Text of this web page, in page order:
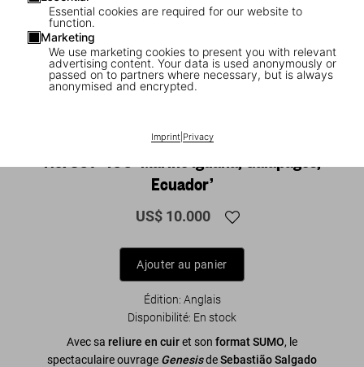
Essential cookies are required for our website to
function.
Marketing
We use marketing cookies to present you with relevant
advertising content. Your data is used anonymously or
passed on to partners where necessary, but is always
anonymised and encrypted.
Imprint| Privacy
1/ 12
Sebastião Salgado. Genesis. Art Edition
Ecuador’
US$ 10.000
Ajouter au panier
Édition: Anglais
Disponibilité: En stock
Avec sa reliure en cuiret son format SUMO, le
spectaculaire ouvrage GenesisdeSebastião Salgado